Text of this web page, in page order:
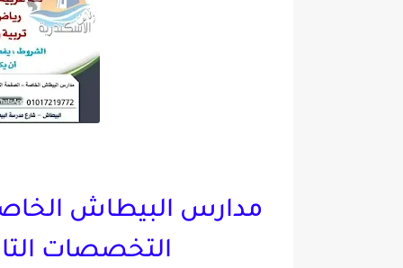
مدارس البيطاش
التخصصات